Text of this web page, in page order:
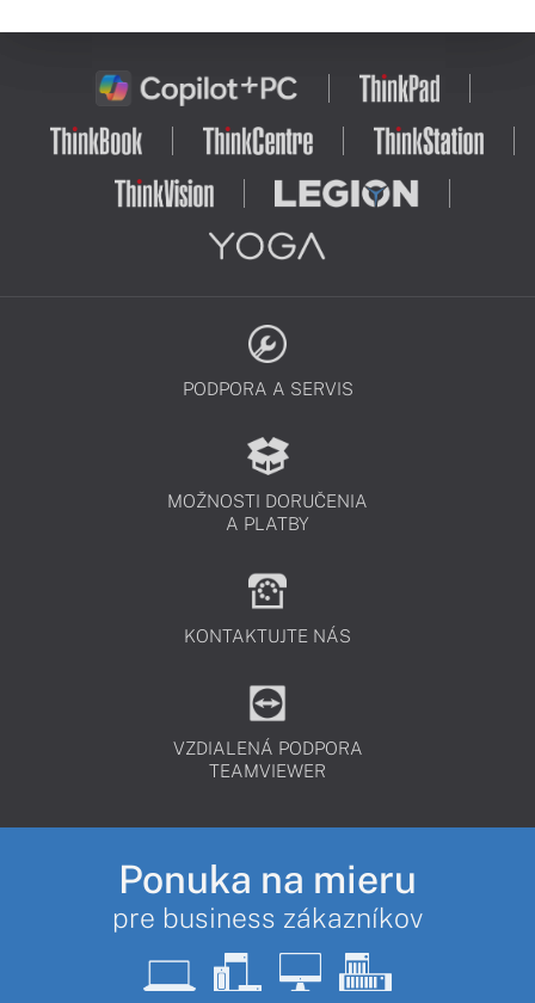
PODPORA A SERVIS
MOŽNOSTI DORUČENIA
A PLATBY
KONTAKTUJTE NÁS
VZDIALENÁ PODPORA
TEAMVIEWER
Ponuka na mieru
pre business zákazníkov